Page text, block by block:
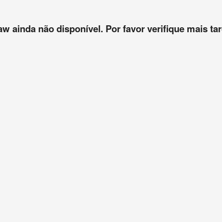
ainda não disponível. Por favor verifique mais